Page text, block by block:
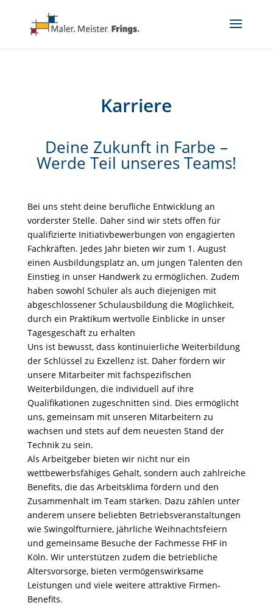
Karriere
Deine Zukunft in Farbe –
Werde Teil unseres Teams!
Bei uns steht deine berufliche Entwicklung an
vorderster Stelle. Daher sind wir stets offen für
qualifizierte Initiativbewerbungen von engagierten
Fachkräften. Jedes Jahr bieten wir zum 1. August
einen Ausbildungsplatz an, um jungen Talenten den
Einstieg in unser Handwerk zu ermöglichen. Zudem
haben sowohl Schüler als auch diejenigen mit
abgeschlossener Schulausbildung die Möglichkeit,
durch ein Praktikum wertvolle Einblicke in unser
Tagesgeschäft zu erhalten
Uns ist bewusst, dass kontinuierliche Weiterbildung
der Schlüssel zu Exzellenz ist. Daher fördern wir
unsere Mitarbeiter mit fachspezifischen
Weiterbildungen, die individuell auf ihre
Qualifikationen zugeschnitten sind. Dies ermöglicht
uns, gemeinsam mit unseren Mitarbeitern zu
wachsen und stets auf dem neuesten Stand der
Technik zu sein.
Als Arbeitgeber bieten wir nicht nur ein
wettbewerbsfähiges Gehalt, sondern auch zahlreiche
Benefits, die das Arbeitsklima fördern und den
Zusammenhalt im Team stärken. Dazu zählen unter
anderem unsere beliebten Betriebsveranstaltungen
wie Swingolfturniere, jährliche Weihnachtsfeiern
und gemeinsame Besuche der Fachmesse FHF in
Köln. Wir unterstützen zudem die betriebliche
Altersvorsorge, bieten vermögenswirksame
Leistungen und viele weitere attraktive Firmen-
Benefits.